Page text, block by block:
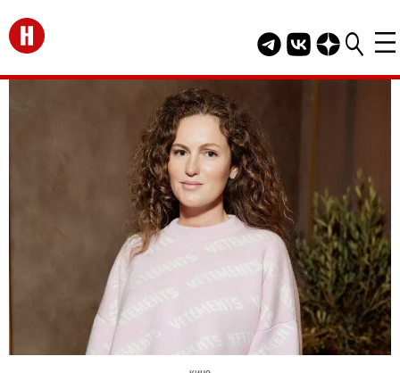
Перейти на главную
Telegram канал
Группа HELLO
Канал